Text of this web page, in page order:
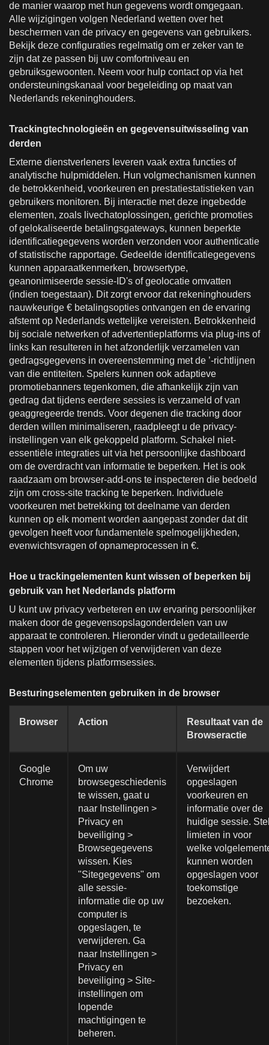
de manier waarop met hun gegevens wordt omgegaan.
Alle wijzigingen volgen Nederland wetten over het
beschermen van de privacy en gegevens van gebruikers.
Bekijk deze configuraties regelmatig om er zeker van te
zijn dat ze passen bij uw comfortniveau en
gebruiksgewoonten. Neem voor hulp contact op via het
ondersteuningskanaal voor begeleiding op maat van
Nederlands rekeninghouders.
Trackingtechnologieën en gegevensuitwisseling van
derden
Externe dienstverleners leveren vaak extra functies of
analytische hulpmiddelen. Hun volgmechanismen kunnen
de betrokkenheid, voorkeuren en prestatiestatistieken van
gebruikers monitoren. Bij interactie met deze ingebedde
elementen, zoals livechatoplossingen, gerichte promoties
of gelokaliseerde betalingsgateways, kunnen beperkte
identificatiegegevens worden verzonden voor authenticatie
of statistische rapportage. Gedeelde identificatiegegevens
kunnen apparaatkenmerken, browsertype,
geanonimiseerde sessie-ID's of geolocatie omvatten
(indien toegestaan). Dit zorgt ervoor dat rekeninghouders
nauwkeurige € betalingsopties ontvangen en de ervaring
afstemt op Nederlands wettelijke vereisten. Betrokkenheid
bij sociale netwerken of advertentieplatforms via plug-ins of
links kan resulteren in het afzonderlijk verzamelen van
gedragsgegevens in overeenstemming met de ’-richtlijnen
van die entiteiten. Spelers kunnen ook adaptieve
promotiebanners tegenkomen, die afhankelijk zijn van
gedrag dat tijdens eerdere sessies is verzameld of van
geaggregeerde trends. Voor degenen die tracking door
derden willen minimaliseren, raadpleegt u de privacy-
instellingen van elk gekoppeld platform. Schakel niet-
essentiële integraties uit via het persoonlijke dashboard
om de overdracht van informatie te beperken. Het is ook
raadzaam om browser-add-ons te inspecteren die bedoeld
zijn om cross-site tracking te beperken. Individuele
voorkeuren met betrekking tot deelname van derden
kunnen op elk moment worden aangepast zonder dat dit
gevolgen heeft voor fundamentele spelmogelijkheden,
evenwichtsvragen of opnameprocessen in €.
Hoe u trackingelementen kunt wissen of beperken bij
gebruik van het Nederlands platform
U kunt uw privacy verbeteren en uw ervaring persoonlijker
maken door de gegevensopslagonderdelen van uw
apparaat te controleren. Hieronder vindt u gedetailleerde
stappen voor het wijzigen of verwijderen van deze
elementen tijdens platformsessies.
Besturingselementen gebruiken in de browser
Browser Action
Resultaat van de
Browseractie
Google
Chrome
Om uw
browsegeschiedenis
te wissen, gaat u
naar Instellingen >
Privacy en
beveiliging >
Browsegegevens
wissen. Kies
"Sitegegevens" om
alle sessie-
informatie die op uw
computer is
opgeslagen, te
verwijderen. Ga
naar Instellingen >
Privacy en
beveiliging > Site-
instellingen om
lopende
machtigingen te
beheren.
Verwijdert
opgeslagen
voorkeuren en
informatie over de
huidige sessie.
limieten in voor
welke
kunnen worden
opgeslagen voor
toekomstige
bezoeken.